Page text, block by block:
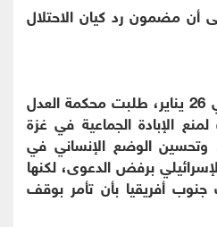
أن مضمون رد كيان الاحتلال
وفي حكم مؤقت صدر في 26 يناير، طلبت محكمة العدل
الإبادة الجماعية في غزة
وتحسين الوضع الإنساني في
برفض الدعوى، لكنها
أفريقيا بأن تأمر بوقف